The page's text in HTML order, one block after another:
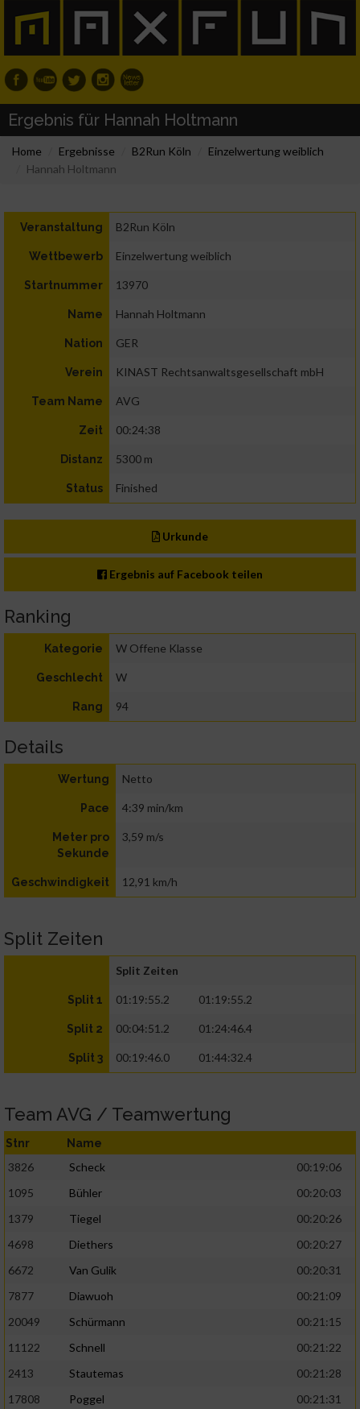
Ergebnis für Hannah Holtmann
Home Ergebnisse B2Run Köln
Einzelwertung weiblich
Hannah Holtmann
Veranstaltung B2Run Köln
Wettbewerb Einzelwertung weiblich
Startnummer 13970
Name Hannah Holtmann
Nation GER
Verein KINAST Rechtsanwaltsgesellschaft mbH
Team Name AVG
Zeit 00:24:38
Distanz 5300 m
Status Finished
Urkunde
Ergebnis auf Facebook teilen
Ranking
Kategorie W Offene Klasse
Geschlecht W
Rang 94
Details
Wertung Netto
Pace 4:39 min/km
Meter pro
Sekunde
3,59 m/s
Geschwindigkeit 12,91 km/h
Split Zeiten
Split Zeiten
Split 1 01:19:55.2 01:19:55.2
Split 2 00:04:51.2 01:24:46.4
Split 3 00:19:46.0 01:44:32.4
Team AVG / Teamwertung
Stnr Name
3826 Scheck
00:19:06
1095
Bühler
00:20:03
1379
Tiegel
00:20:26
4698
Diethers
00:20:27
6672
Van Gulik
00:20:31
7877
Diawuoh
00:21:09
20049
Schürmann
00:21:15
11122
Schnell
00:21:22
2413
Stautemas
00:21:28
17808
Poggel
00:21:31